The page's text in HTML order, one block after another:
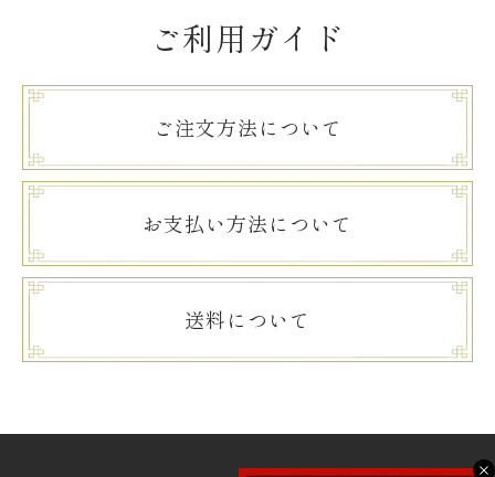
ご利用ガイド
ご注文方法について
お支払い方法について
送料について
X